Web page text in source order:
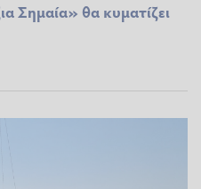
Σημαία» θα κυματίζει